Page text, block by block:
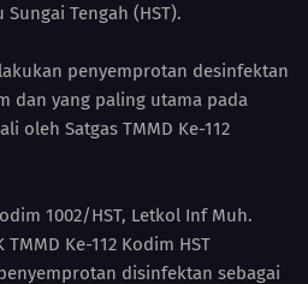
Tengah (HST).
penyemprotan desinfektan
dan yang paling utama pada
oleh Satgas TMMD Ke-112
1002/HST, Letkol Inf Muh.
Ke-112 Kodim HST
disinfektan sebagai